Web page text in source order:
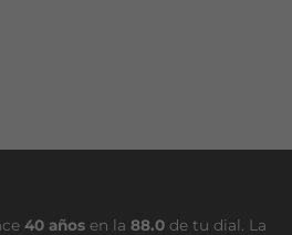
40 años en la 88.0 de tu dial. La